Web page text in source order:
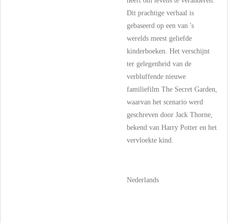
Dit prachtige verhaal is
gebaseerd op een van 's
werelds meest geliefde
kinderboeken. Het verschijnt
ter gelegenheid van de
verbluffende nieuwe
familiefilm The Secret Garden,
waarvan het scenario werd
geschreven door Jack Thorne,
bekend van Harry Potter en het
vervloekte kind.
Nederlands